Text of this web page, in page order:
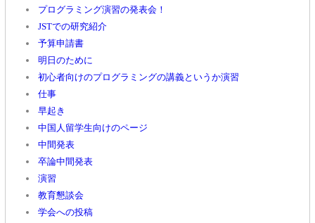
プログラミング演習の発表会！
JSTでの研究紹介
予算申請書
明日のために
初心者向けのプログラミングの講義というか演習
仕事
早起き
中国人留学生向けのページ
中間発表
卒論中間発表
演習
教育懇談会
学会への投稿